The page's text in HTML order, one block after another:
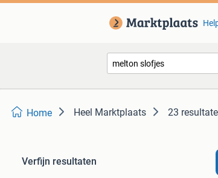
Home Heel Marktplaats 23
Verfijn resultaten